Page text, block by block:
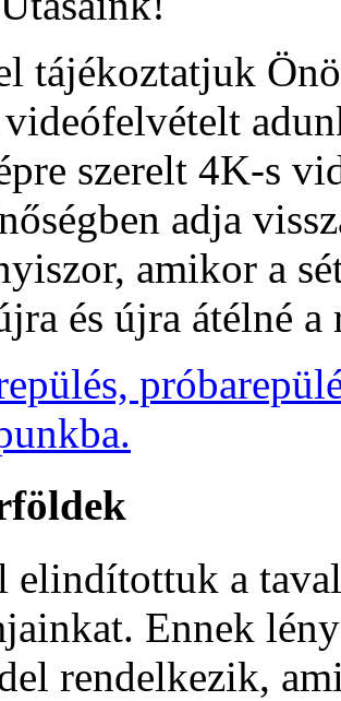
tájékoztatjuk
szerelt 4K-s
adja
amikor a
és újra átélné a
elindítottuk a
Ennek
rendelkezik,